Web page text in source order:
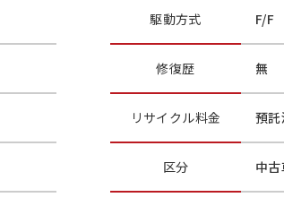
駆動方式 F/F
修復歴 無
リサイクル料金 預
区分 中